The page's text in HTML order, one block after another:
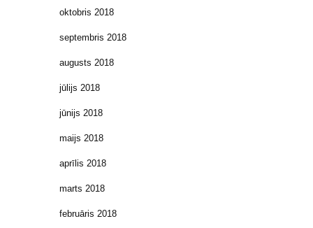
oktobris 2018
septembris 2018
augusts 2018
jūlijs 2018
jūnijs 2018
maijs 2018
aprīlis 2018
marts 2018
februāris 2018